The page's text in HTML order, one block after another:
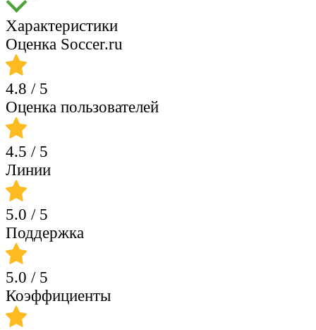
Характеристики
Оценка Soccer.ru
4.8 / 5
Оценка пользователей
4.5 / 5
Линии
5.0 / 5
Поддержка
5.0 / 5
Коэффициенты